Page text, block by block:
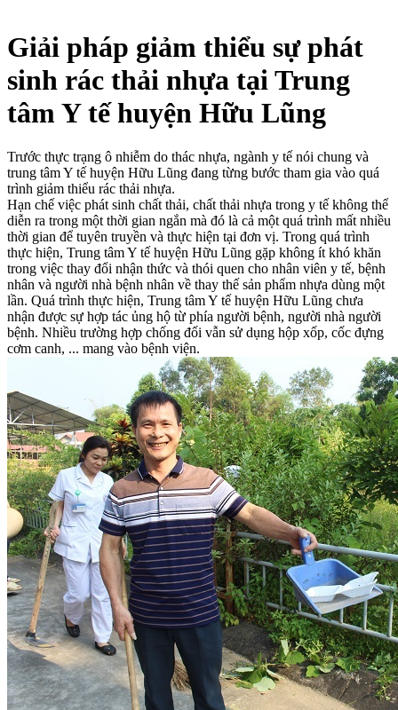
Giải pháp giảm thiểu sự phát
sinh rác thải nhựa tại Trung
tâm Y tế huyện Hữu Lũng
Trước thực trạng ô nhiễm do thác nhựa, ngành y tế nói chung và
trung tâm Y tế huyện Hữu Lũng đang từng bước tham gia vào quá
trình giảm thiểu rác thải nhựa.
Hạn chế việc phát sinh chất thải, chất thải nhựa trong y tế không thể
diễn ra trong một thời gian ngắn mà đó là cả một quá trình mất nhiều
thời gian để tuyên truyền và thực hiện tại đơn vị. Trong quá trình
thực hiện, Trung tâm Y tế huyện Hữu Lũng gặp không ít khó khăn
trong việc thay đổi nhận thức và thói quen cho nhân viên y tế, bệnh
nhân và người nhà bệnh nhân về thay thế sản phẩm nhựa dùng một
lần. Quá trình thực hiện, Trung tâm Y tế huyện Hữu Lũng chưa
nhận được sự hợp tác ủng hộ từ phía người bệnh, người nhà người
bệnh. Nhiều trường hợp chống đối vẫn sử dụng hộp xốp, cốc đựng
cơm canh, ... mang vào bệnh viện.